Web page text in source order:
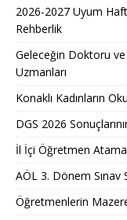
2026-2027 Uyum
Rehberlik
Geleceğin Doktoru ve
Uzmanları
Konaklı Kadınların
DGS 2026
İl İçi Öğretmen Atama
AÖL 3. Dönem Sınav
Öğretmenlerin